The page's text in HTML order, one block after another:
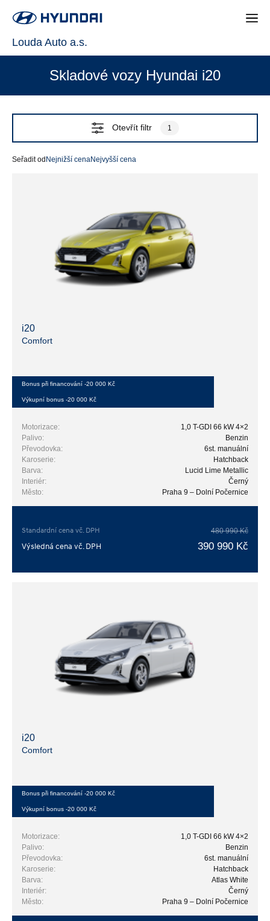
Louda Auto a.s.
Skladové vozy Hyundai i20
Otevřít filtr 1
Seřadit od Nejnižší cenaNejvyšší cena
i20
Comfort
Bonus při financování -20 000 Kč
Výkupní bonus -20 000 Kč
Motorizace:
1,0 T-GDI 66 kW 4×2
Palivo:
Benzin
Převodovka:
6st. manuální
Karoserie:
Hatchback
Barva:
Lucid Lime Metallic
Interiér:
Černý
Město:
Praha 9 – Dolní Počernice
Standardní cena vč. DPH 480 990 Kč
Výsledná cena vč. DPH 390 990 Kč
i20
Comfort
Bonus při financování -20 000 Kč
Výkupní bonus -20 000 Kč
Motorizace:
1,0 T-GDI 66 kW 4×2
Palivo:
Benzin
Převodovka:
6st. manuální
Karoserie:
Hatchback
Barva:
Atlas White
Interiér:
Černý
Město:
Praha 9 – Dolní Počernice